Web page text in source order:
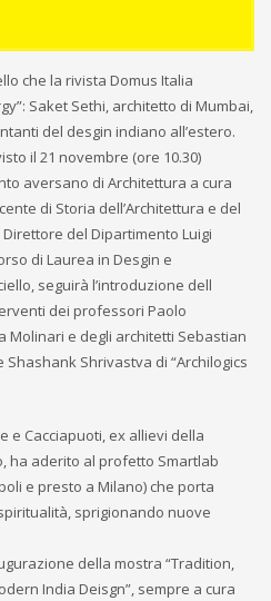
che la rivista Domus Italia
Saket Sethi, architetto di Mumbai,
del desgin indiano all’estero.
il 21 novembre (ore 10.30)
aversano di Architettura a cura
di Storia dell’Architettura e del
del Dipartimento Luigi
di Laurea in Desgin e
seguirà l’introduzione dell
dei professori Paolo
Molinari e degli architetti Sebastian
Shashank Shrivastva di “Archilogics
e Cacciapuoti, ex allievi della
ha aderito al profetto Smartlab
e presto a Milano) che porta
sprigionando nuove
della mostra “Tradition,
India Deisgn”, sempre a cura